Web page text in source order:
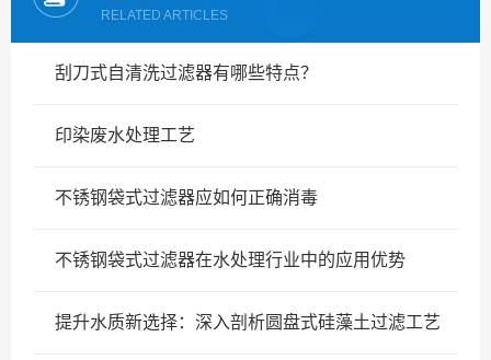
RELATED ARTICLES
刮刀式自清洗过滤器有哪些特点？
印染废水处理工艺
不锈钢袋式过滤器应如何正确消毒
不锈钢袋式过滤器在水处理行业中的应用优势
提升水质新选择：深入剖析圆盘式硅藻土过滤工艺